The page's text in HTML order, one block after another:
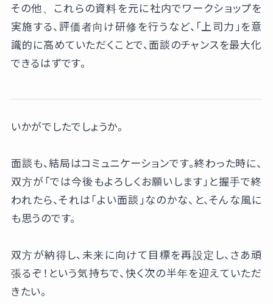
その他、これらの資料を元に社内でワークショップを
実施する、評価者向け研修を行うなど、「上司力」を意
識的に高めていただくことで、面談のチャンスを最大化
できるはずです。
いかがでしたでしょうか。
面談も、結局はコミュニケーションです。終わった時に、
双方が「では今後もよろしくお願いします」と握手で終
われたら、それは「よい面談」なのかな、と、そんな風に
も思うのです。
双方が納得し、未来に向けて目標を再設定し、さあ頑
張るぞ！という気持ちで、快く次の半年を迎えていただ
きたい。